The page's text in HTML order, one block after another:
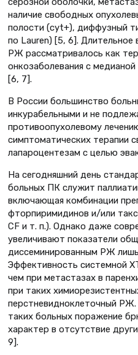
наличие свободных
полости (cyt+), диффузный
по Lauren) [5, 6]. Длительное
РЖ рассматривалось как
онкозаболевания с
[6, 7].
В России большинство
инкурабельными и не
противоопухолевому
симптоматических терапии
лапароцентезам с целью
На сегодняшний день
больных ПК служит
включающая комбинации
фторпиримидинов и/или
CF и т. п.). Однако даже
увеличивают показатели
диссеминированным РЖ
Эффективность системной
чем при метастазах в
при таких
перстневидноклеточный
таких больных поражение
характер в отсутствие
9].